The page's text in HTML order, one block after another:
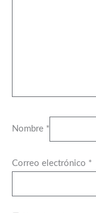
Nombre *
Correo electrónico *